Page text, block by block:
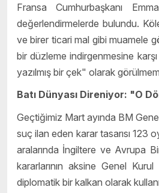
Fransa Cumhurbaşkanı
değerlendirmelerde bulundu.
ve birer ticari mal gibi muamele
bir düzleme indirgenmesine
yazılmış bir çek" olarak
Batı Dünyası Direniyor: "O
Geçtiğimiz Mart ayında BM
suç ilan eden karar tasarısı 123
aralarında İngiltere ve Avrupa
kararlarının aksine Genel
diplomatik bir kalkan olarak